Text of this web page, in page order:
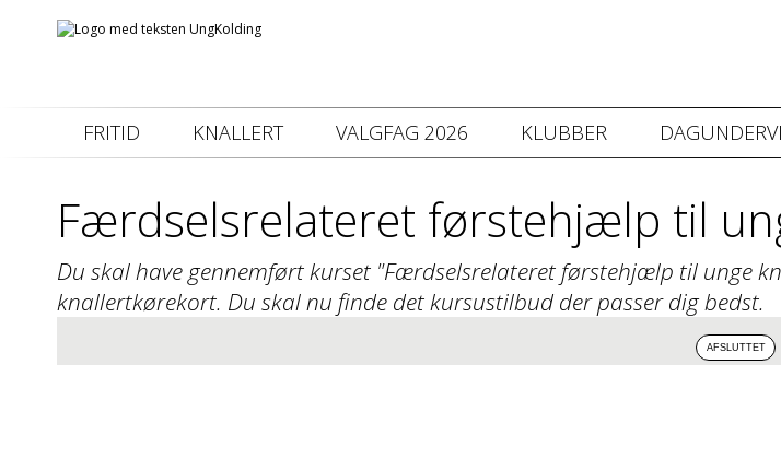
FRITID KNALLERT VALGFAG 2026 KLUBBER
Færdselsrelateret førstehjælp til
Du skal have gennemført kurset "Færdselsrelateret førstehjælp til unge
knallertkørekort. Du skal nu finde det kursustilbud der passer dig bedst.